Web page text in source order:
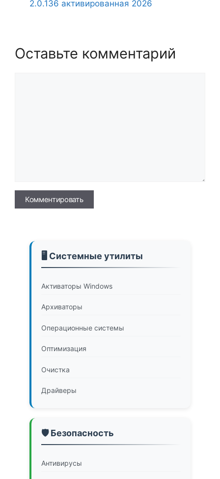
2.0.136 активированная 2026
Оставьте комментарий
Имя
🖥️ Системные утилиты
Активаторы Windows
Архиваторы
Операционные системы
Оптимизация
Очистка
Драйверы
🛡️ Безопасность
Антивирусы